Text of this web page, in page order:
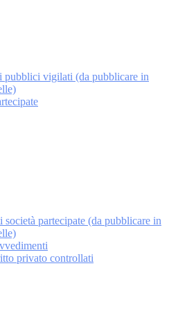
pubblici vigilati (da pubblicare in
società partecipate (da pubblicare in
privato controllati